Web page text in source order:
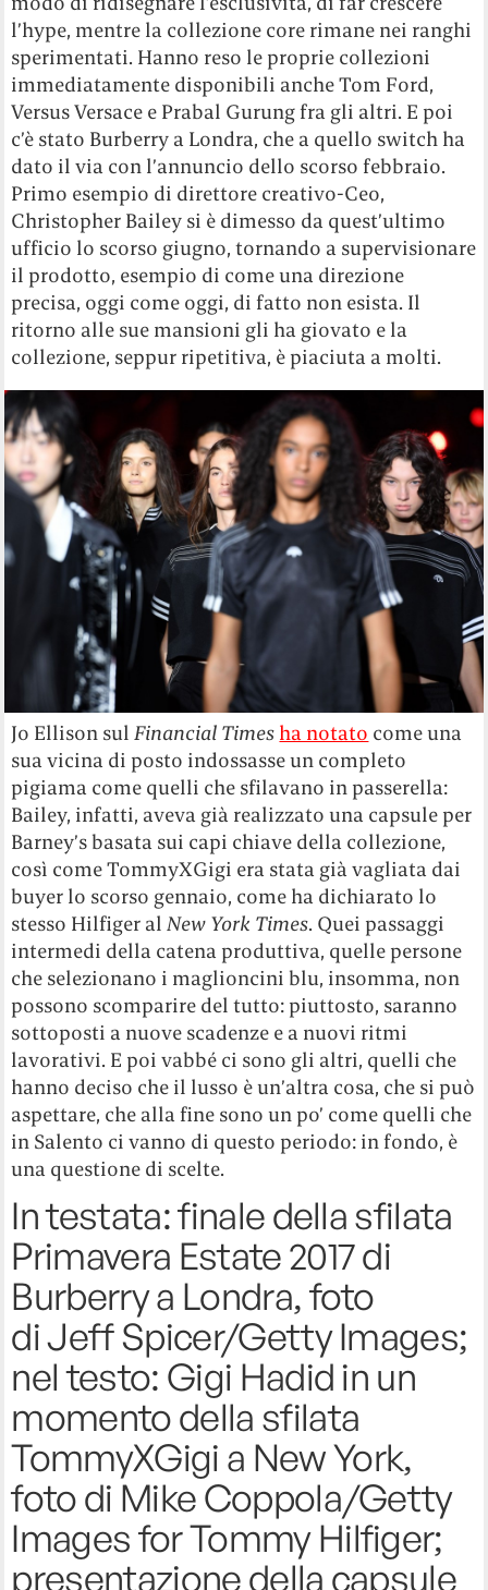
l’hype, mentre la collezione core rimane nei ranghi
sperimentati. Hanno reso le proprie collezioni
immediatamente disponibili anche Tom Ford,
Versus Versace e Prabal Gurung fra gli altri. E poi
c’è stato Burberry a Londra, che a quello switch ha
dato il via con l’annuncio dello scorso febbraio.
Primo esempio di direttore creativo-Ceo,
Christopher Bailey si è dimesso da quest’ultimo
ufficio lo scorso giugno, tornando a supervisionare
il prodotto, esempio di come una direzione
precisa, oggi come oggi, di fatto non esista. Il
ritorno alle sue mansioni gli ha giovato e la
collezione, seppur ripetitiva, è piaciuta a molti.
Jo Ellison sulFinancial Times ha notato come una
sua vicina di posto indossasse un completo
pigiama come quelli che sfilavano in passerella:
Bailey, infatti, aveva già realizzato una capsule per
Barney’s basata sui capi chiave della collezione,
così come TommyXGigi era stata già vagliata dai
buyer lo scorso gennaio, come ha dichiarato lo
stesso Hilfiger alNew York Times. Quei passaggi
intermedi della catena produttiva, quelle persone
che selezionano i maglioncini blu, insomma, non
possono scomparire del tutto: piuttosto, saranno
sottoposti a nuove scadenze e a nuovi ritmi
lavorativi. E poi vabbé ci sono gli altri, quelli che
hanno deciso che il lusso è un’altra cosa, che si può
aspettare, che alla fine sono un po’ come quelli che
in Salento ci vanno di questo periodo: in fondo, è
una questione di scelte.
In testata: finale della sfilata
Primavera Estate 2017 di
Burberry a Londra, foto
di Jeff Spicer/Getty Images;
nel testo: Gigi Hadid in un
momento della sfilata
TommyXGigi a New York,
foto di Mike Coppola/Getty
Images for Tommy Hilfiger;
presentazione della capsule